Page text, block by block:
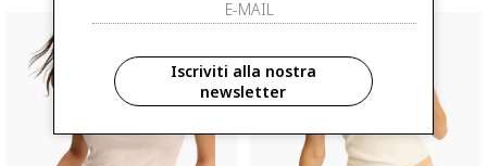
Iscriviti alla nostra
newsletter